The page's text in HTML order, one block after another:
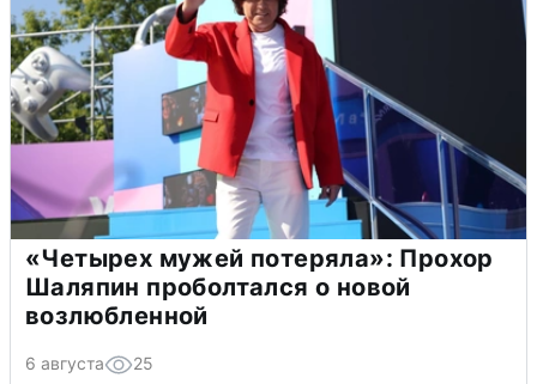
«Четырех мужей потеряла»: Прохор
Шаляпин проболтался о новой
возлюбленной
6 августа 25